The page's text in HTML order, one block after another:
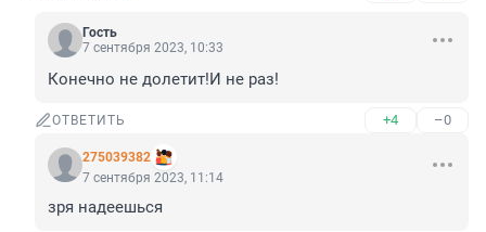
Гость
7 сентября 2023, 10:33
Конечно не долетит!И не раз!
ОТВЕТИТЬ +4 –0
275039382
7 сентября 2023, 11:14
зря надеешься